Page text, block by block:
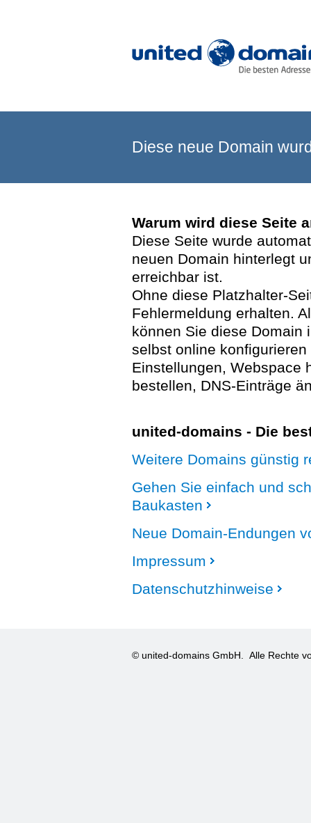
Diese neue Domain
Warum wird diese Seite
Diese Seite wurde
neuen Domain hinterlegt
erreichbar ist.
Ohne diese Platzhalter-
Fehlermeldung erhalten.
können Sie diese Domain
selbst online
Einstellungen, Webspace
bestellen, DNS-Einträge
united-domains - Die
Weitere Domains günstig
Gehen Sie einfach und
Baukasten
Neue Domain-Endungen
Impressum
Datenschutzhinweise
© united-domains GmbH. Alle Rechte